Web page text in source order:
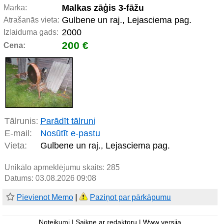
Marka: Malkas zāģis 3-fāžu
Atrašanās vieta: Gulbene un raj., Lejasciema pag.
Izlaiduma gads: 2000
Cena: 200 €
Tālrunis: Parādīt tālruni
E-mail:
Nosūtīt e-pastu
Vieta:
Gulbene un raj., Lejasciema pag.
Unikālo apmeklējumu skaits: 285
Datums: 03.08.2026 09:08
Pievienot Memo Paziņot par pārkāpumu
Noteikumi Saikne ar redaktoru Www versija